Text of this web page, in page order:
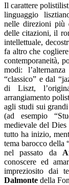
Il carattere
linguaggio
nelle direzioni più
delle citazioni, il
intellettuale,
fa altro che
contemporaneità,
modi:
“classico” e dal
di Liszt,
arrangiamento
agli studi sui
(ad esempio
medievale del
tutto ha inizio,
tema barocco della
nel passato da
conoscere ed
impreziosito dai
Dalmonte della